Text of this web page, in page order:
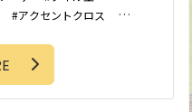
アクセントクロス